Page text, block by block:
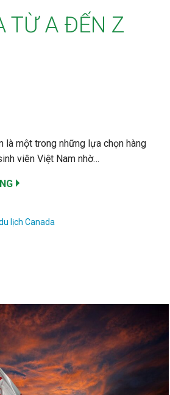
TỪ A ĐẾN Z
là một trong những lựa chọn hàng
viên Việt Nam nhờ…
lịch Canada